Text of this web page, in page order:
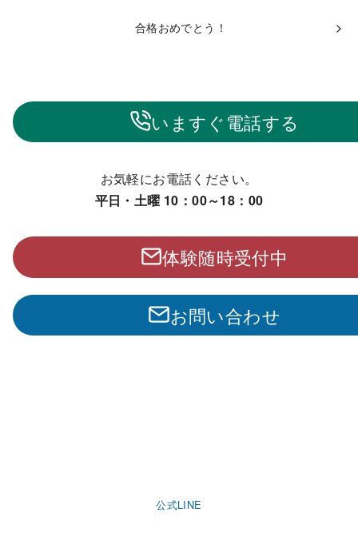
合格おめでとう！
いますぐ電話する
お気軽にお電話ください。
平日・土曜 10：00～18：00
体験随時受付中
お問い合わせ
公式LINE